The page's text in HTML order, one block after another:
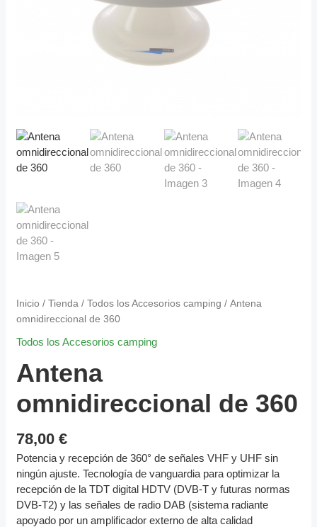
Inicio /Tienda /Todos los Accesorios camping / Antena
omnidireccional de 360
Todos los Accesorios camping
Antena
omnidireccional de 360
78,00€
Potencia y recepción de 360° de señales VHF y UHF sin
ningún ajuste. Tecnología de vanguardia para optimizar la
recepción de la TDT digital HDTV (DVB-T y futuras normas
DVB-T2) y las señales de radio DAB (sistema radiante
apoyado por un amplificador externo de alta calidad